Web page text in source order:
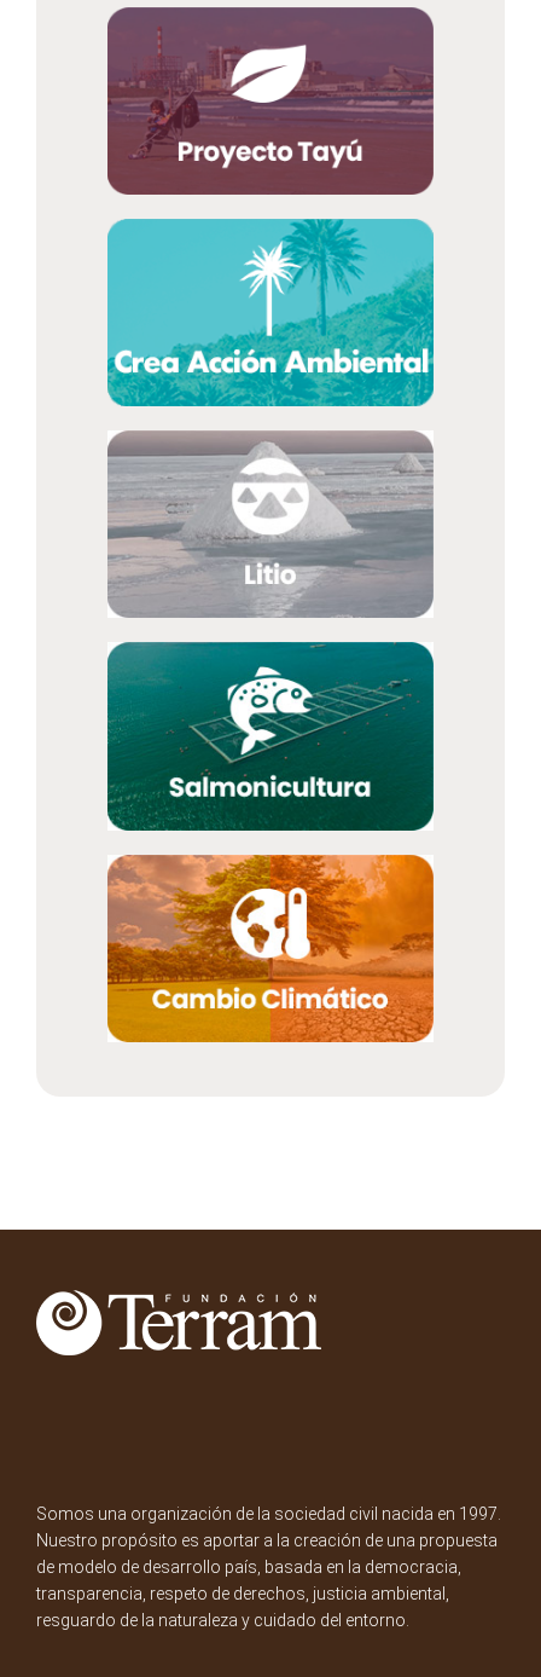
Somos una organización de la sociedad civil nacida en 1997.
Nuestro propósito es aportar a la creación de una propuesta
de modelo de desarrollo país, basada en la democracia,
transparencia, respeto de derechos, justicia ambiental,
resguardo de la naturaleza y cuidado del entorno.